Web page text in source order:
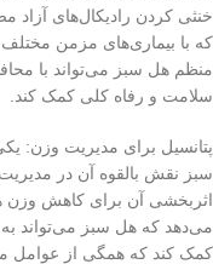
خنثی کردن رادیکال‌های آزاد
که با بیماری‌های مزمن
منظم هل سبز می‌تواند با
سلامت و رفاه کلی کمک کند.
پتانسیل برای مدیریت وزن:
سبز نقش بالقوه آن در
اثربخشی آن برای کاهش وزن
می‌دهد که هل سبز می‌تواند به
کمک کند که همگی از عوامل